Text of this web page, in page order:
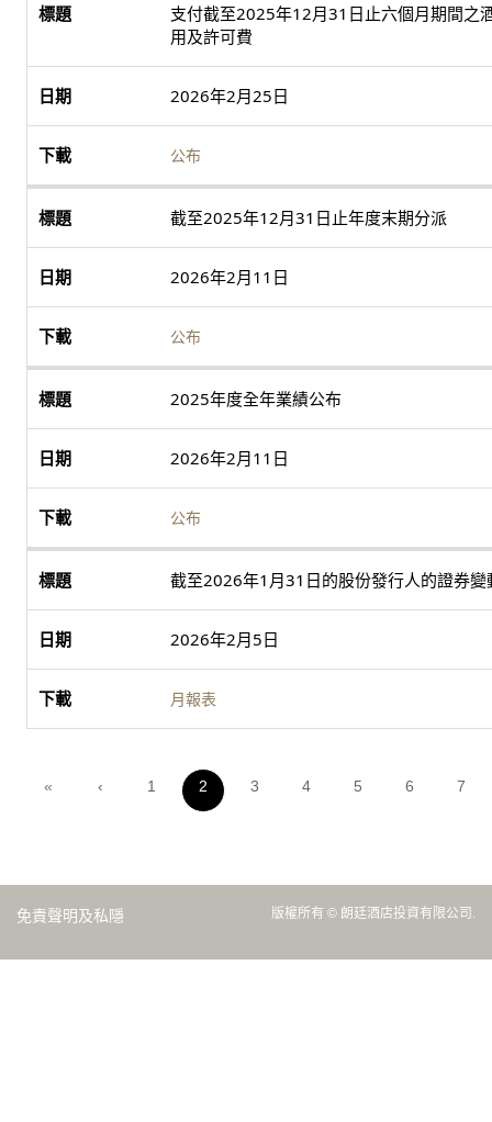
支付截至2025年12月31日止六個月期間之
用及許可費
2026年2月25日
公布
截至2025年12月31日止年度末期分派
2026年2月11日
公布
2025年度全年業績公布
2026年2月11日
公布
截至2026年1月31日的股份發行人的證券變
2026年2月5日
月報表
« ‹ 1 2 3 4 5 6 7
免責聲明及私隱 版權所有 © 朗廷酒店投資有限公司.